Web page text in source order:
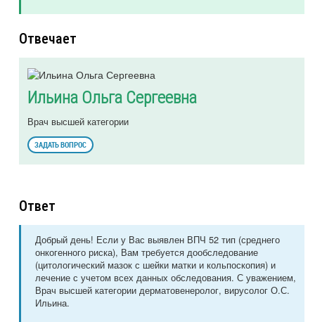
Отвечает
Ильина Ольга Сергеевна
Врач высшей категории
ЗАДАТЬ ВОПРОС
Ответ
Добрый день! Если у Вас выявлен ВПЧ 52 тип (среднего
онкогенного риска), Вам требуется дообследование
(цитологический мазок с шейки матки и кольпоскопия) и
лечение с учетом всех данных обследования. С уважением,
Врач высшей категории дерматовенеролог, вирусолог О.С.
Ильина.